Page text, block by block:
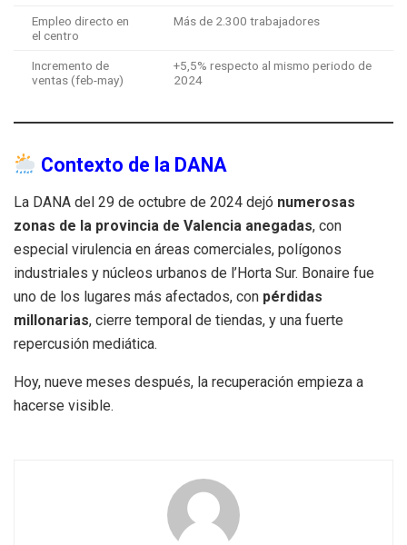
Empleo directo en
el centro
Más de 2.300 trabajadores
Incremento de
ventas (feb-may)
+5,5% respecto al mismo periodo de
2024
Contexto de la DANA
La DANA del 29 de octubre de 2024 dejó numerosas
zonas de la provincia de Valencia anegadas, con
especial virulencia en áreas comerciales, polígonos
industriales y núcleos urbanos de l’Horta Sur. Bonaire fue
uno de los lugares más afectados, con pérdidas
millonarias, cierre temporal de tiendas, y una fuerte
repercusión mediática.
Hoy, nueve meses después, la recuperación empieza a
hacerse visible.